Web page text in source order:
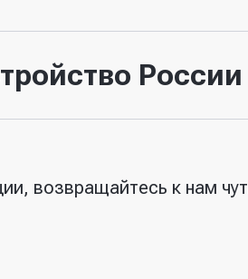
возвращайтесь к нам
России